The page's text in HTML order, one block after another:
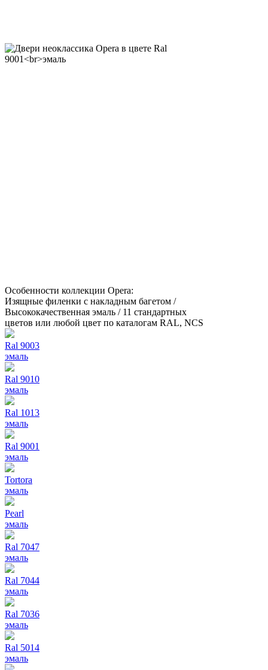
Особенности коллекции Opera:
Изящные филенки с накладным багетом /
Высококачественная эмаль / 11 стандартных
цветов или любой цвет по каталогам RAL, NCS
Ral 9003
эмаль
Ral 9010
эмаль
Ral 1013
эмаль
Ral 9001
эмаль
Tortora
эмаль
Pearl
эмаль
Ral 7047
эмаль
Ral 7044
эмаль
Ral 7036
эмаль
Ral 5014
эмаль